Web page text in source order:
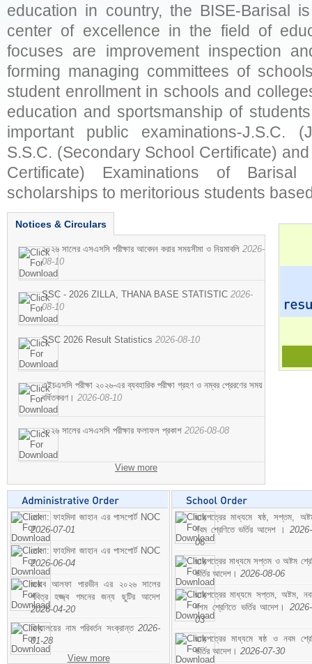
education in country, the BISE-Barisal
center of excellence in the field of
focuses are improvement inspection
forming managing committees of
student enrollment in schools and
education and sportsmanship of
important public examinations-J.S.C.
S.S.C. (Secondary School Certificate)
Certificate) Examinations of
scholarships to meritorious students
Notices & Circulars
২০২৬ সালের এসএসসি পরীক্ষার আবেদন করার সময়সীমা ও নিয়মাবলি 2026-
08-10
SSC - 2026 ZILLA, THANA BASE STATISTIC 2026-
08-10
SSC 2026 Result Statistics 2026-08-10
এইচএসসি পরীক্ষা ২০২৬-এর ব্যবহারিক পরীক্ষা গ্রহণ ও নম্বর প্রেরণের সময়
বর্ধিতকরণ। 2026-08-10
২০২৬ সালের এসএসসি পরীক্ষার ফলাফল প্রকাশ 2026-08-08
View more
মোসা: ফাহমিদা জাহান এর পাসপোর্ট NOC
2026-07-01
মোসা: ফাহমিদা জাহান এর পাসপোর্ট NOC
2026-06-04
জনাব আলফা পারভীন এর ২০২৬ সালের
পবিত্র হজ্জ্ব গমনের জন্য ছুটির আদেশ
2026-04-20
বিদ্যালয়ের নাম পরিবর্তন সংক্রান্ত 2026-
01-28
View more
ছাড়পত্রের মাধ্যমে ষষ্ঠ, সপ্তম,
নবম শ্রেণিতে ভর্তির আদেশ ।
06
ছাড়পত্রের মাধ্যমে সপ্তম ও অষ্টম
ভর্তির আদেশ। 2026-08-06
ছাড়পত্রের মাধ্যমে সপ্তম, অষ্টম,
দশম শ্রেণিতে ভর্তির আদেশ।
03
ছাড়পত্রের মাধ্যমে ষষ্ঠ ও নবম
ভর্তির আদেশ। 2026-07-30